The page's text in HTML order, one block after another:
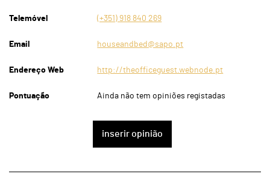
Telemóvel (+351) 918 840 269
Email houseandbed@sapo.pt
Endereço Web http://theofficeguest.webnode.pt
Pontuação Ainda não tem opiniões registadas
inserir opinião